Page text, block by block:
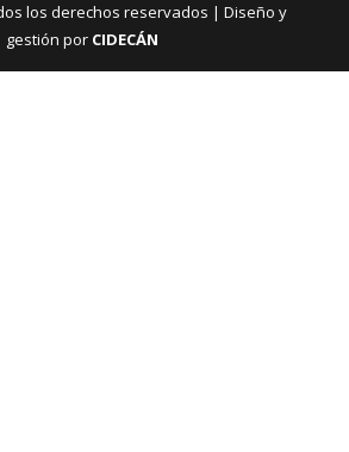
los derechos reservados | Diseño y
gestión por CIDECÁN